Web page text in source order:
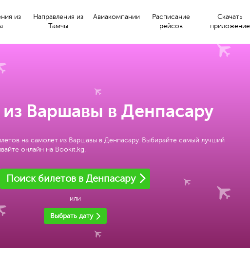
из
Направления из
Тамчы
Авиакомпании
Расписание
рейсов
Скачать
приложение
из Варшавы в Денпасару
на самолет из Варшавы в Денпасару. Выбирайте самый лучший
онлайн на Bookit.kg.
Поиск билетов в Денпасару
или
Выбрать дату